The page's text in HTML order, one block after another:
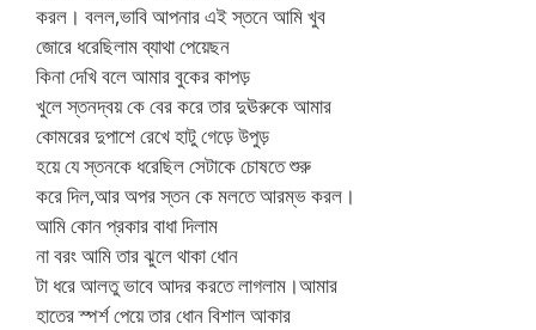
করল। বলল,ভাবি আপনার এই স্তনে আমি খুব
জোরে ধরেছিলাম ব্যাথা পেয়েছন
কিনা দেখি বলে আমার বুকের কাপড়
খুলে স্তনদ্বয় কে বের করে তার দুঊরুকে আমার
কোমরের দুপাশে রেখে হাটু গেড়ে উপুড়
হয়ে যে স্তনকে ধরেছিল সেটাকে চোষতে শুরু
করে দিল,আর অপর স্তন কে মলতে আরম্ভ করল।
আমি কোন প্রকার বাধা দিলাম
না বরং আমি তার ঝুলে থাকা ধোন
টা ধরে আলতু ভাবে আদর করতে লাগলাম।আমার
হাতের স্পর্শ পেয়ে তার ধোন বিশাল আকার